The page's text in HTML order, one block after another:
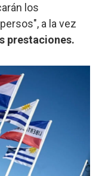
los
a la vez
prestaciones.